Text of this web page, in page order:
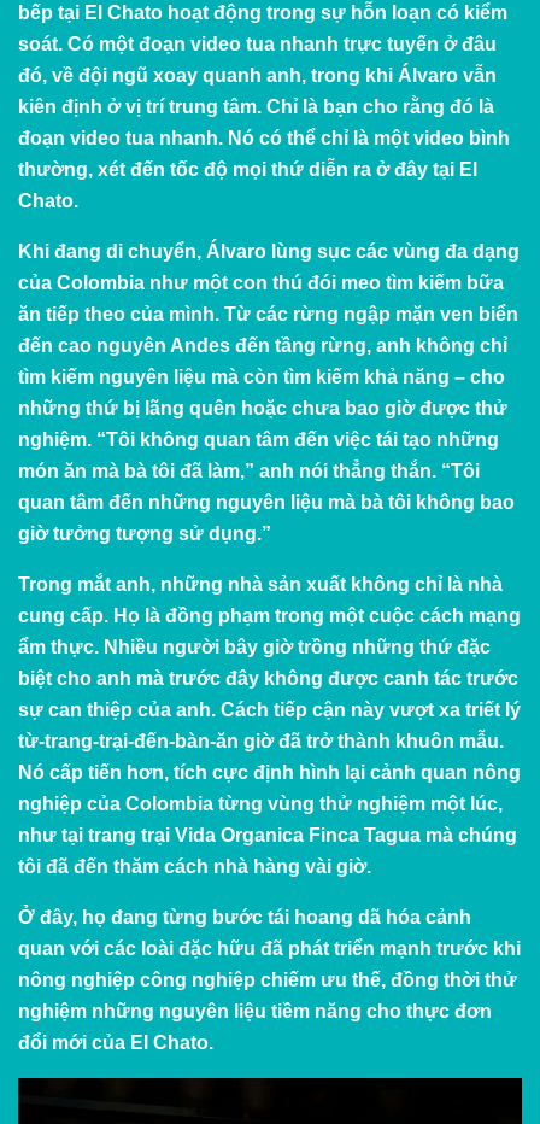
bếp tại El Chato hoạt động trong sự hỗn loạn có kiểm
soát. Có một đoạn video tua nhanh trực tuyến ở đâu
đó, về đội ngũ xoay quanh anh, trong khi Álvaro vẫn
kiên định ở vị trí trung tâm. Chỉ là bạn cho rằng đó là
đoạn video tua nhanh. Nó có thể chỉ là một video bình
thường, xét đến tốc độ mọi thứ diễn ra ở đây tại El
Chato.
Khi đang di chuyển, Álvaro lùng sục các vùng đa dạng
của Colombia như một con thú đói meo tìm kiếm bữa
ăn tiếp theo của mình. Từ các rừng ngập mặn ven biển
đến cao nguyên Andes đến tầng rừng, anh không chỉ
tìm kiếm nguyên liệu mà còn tìm kiếm khả năng – cho
những thứ bị lãng quên hoặc chưa bao giờ được thử
nghiệm. “Tôi không quan tâm đến việc tái tạo những
món ăn mà bà tôi đã làm,” anh nói thẳng thắn. “Tôi
quan tâm đến những nguyên liệu mà bà tôi không bao
giờ tưởng tượng sử dụng.”
Trong mắt anh, những nhà sản xuất không chỉ là nhà
cung cấp. Họ là đồng phạm trong một cuộc cách mạng
ẩm thực. Nhiều người bây giờ trồng những thứ đặc
biệt cho anh mà trước đây không được canh tác trước
sự can thiệp của anh. Cách tiếp cận này vượt xa triết lý
từ-trang-trại-đến-bàn-ăn giờ đã trở thành khuôn mẫu.
Nó cấp tiến hơn, tích cực định hình lại cảnh quan nông
nghiệp của Colombia từng vùng thử nghiệm một lúc,
như tại trang trại Vida Organica Finca Tagua mà chúng
tôi đã đến thăm cách nhà hàng vài giờ.
Ở đây, họ đang từng bước tái hoang dã hóa cảnh
quan với các loài đặc hữu đã phát triển mạnh trước khi
nông nghiệp công nghiệp chiếm ưu thế, đồng thời thử
nghiệm những nguyên liệu tiềm năng cho thực đơn
đổi mới của El Chato.